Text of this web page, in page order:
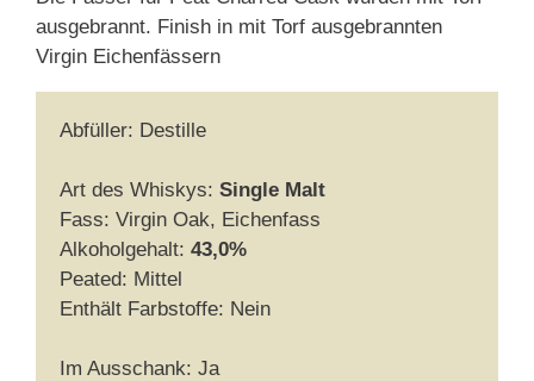
ausgebrannt. Finish in mit Torf ausgebrannten
Virgin Eichenfässern
Abfüller: Destille
Art des Whiskys: Single Malt
Fass: Virgin Oak, Eichenfass
Alkoholgehalt: 43,0%
Peated: Mittel
Enthält Farbstoffe: Nein
Im Ausschank: Ja